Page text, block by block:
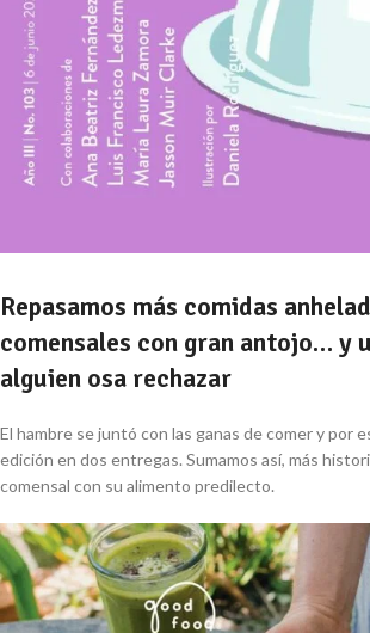
Repasamos más comidas
comensales con gran antojo… y
alguien osa rechazar
El hambre se juntó con las ganas de comer y por
edición en dos entregas. Sumamos así, más
comensal con su alimento predilecto.